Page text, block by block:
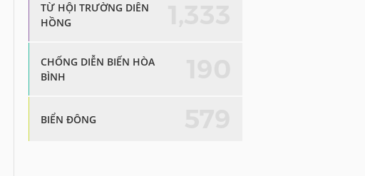
TỪ HỘI TRƯỜNG DIÊN
HỒNG
CHỐNG DIỄN BIẾN HÒA
BÌNH
BIỂN ĐÔNG